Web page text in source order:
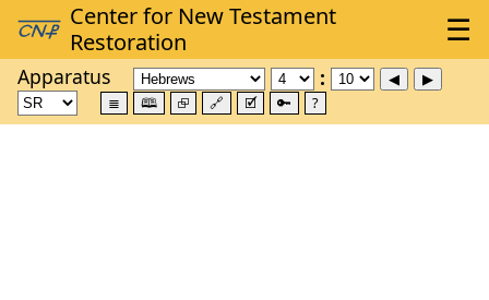
Apparatus
≣ 🕮 ⮺ 🔗 🗹 🔑 ?